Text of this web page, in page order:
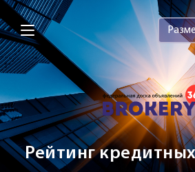
Brokery365 - Рейтинг
Рейтинг